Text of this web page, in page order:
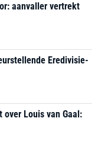
aanvaller vertrekt
Eredivisie-
Louis van Gaal: